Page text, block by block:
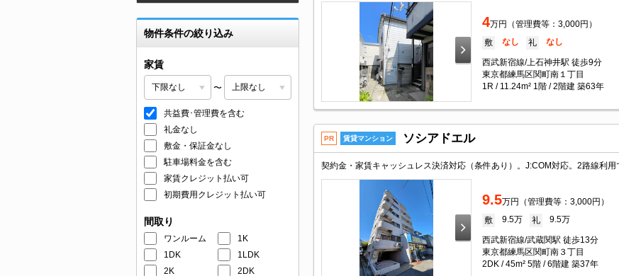
物件条件の絞り込み
家賃
〜
共益費･管理費を含む
礼金なし
敷金・保証金なし
駐車場料金を含む
家賃クレジット払い可
初期費用クレジット払い可
間取り
ワンルーム
1K
1DK
1LDK
2K
2DK
4万円（管理費等：3,000円）
敷 なし 礼 なし
西武新宿線/上石神井駅 徒歩9分
東京都練馬区関町南１丁目
1R / 11.24m² 1階 / 2階建 築63年
PR 賃貸マンション ソシアドエル
9.5万円（管理費等：3,000円）
敷 9.5万 礼 9.5万
西武新宿線/武蔵関駅 徒歩13分
東京都練馬区関町南３丁目
2DK / 45m² 5階 / 6階建 築37年